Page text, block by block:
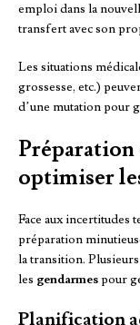
emploi dans la
transfert avec son
Les situations
grossesse, etc.)
d’une mutation pour
optimiser
Face aux incertitudes
préparation
la transition.
les gendarmespour
Planification